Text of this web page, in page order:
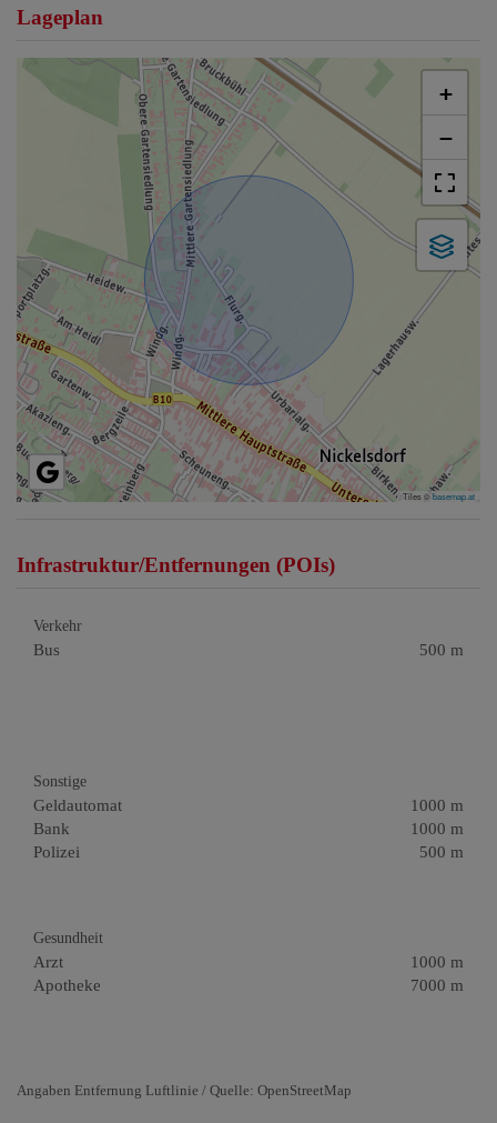
Lageplan
+
−
Tiles ©basemap.at
Infrastruktur/Entfernungen (POIs)
Verkehr
Bus 500 m
Sonstige
Geldautomat
1000 m
Bank
1000 m
Polizei
500 m
Gesundheit
Arzt
1000 m
Apotheke
7000 m
Angaben Entfernung Luftlinie / Quelle: OpenStreetMap